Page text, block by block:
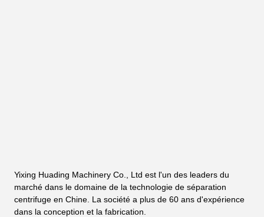
Yixing Huading Machinery Co., Ltd est l'un des leaders du
marché dans le domaine de la technologie de séparation
centrifuge en Chine. La société a plus de 60 ans d'expérience
dans la conception et la fabrication.